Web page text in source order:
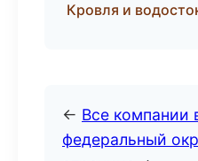
Кровля и
← Все
федеральный